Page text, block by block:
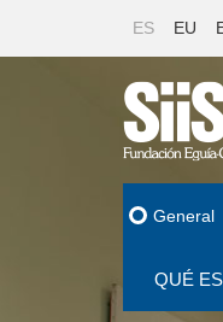
ES EU
General
QUÉ